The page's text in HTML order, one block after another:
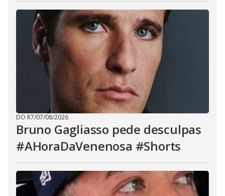
DO R7/07/08/2026
Bruno Gagliasso pede desculpas
#AHoraDaVenenosa #Shorts